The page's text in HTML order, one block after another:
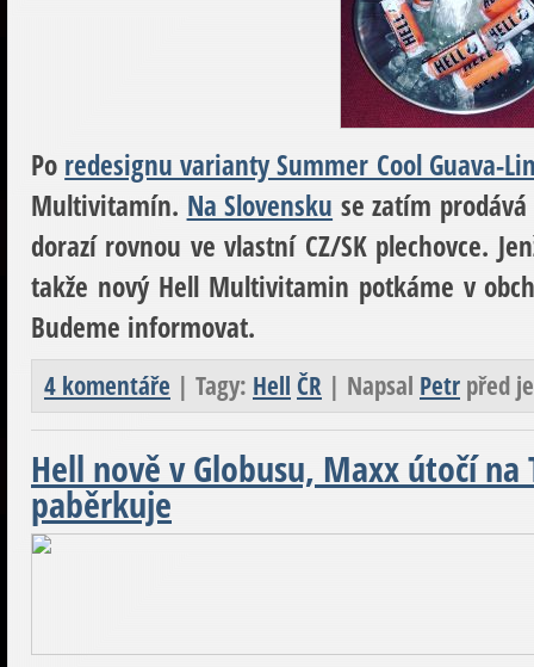
Po redesignu varianty Summer Cool Guava-
Multivitamín. Na Slovensku se zatím
dorazí rovnou ve vlastní CZ/SK plechovce.
takže nový Hell Multivitamin potkáme v
Budeme informovat.
4 komentáře | Tagy: Hell ČR | Napsal Petr před
Hell nově v Globusu, Maxx útočí na
paběrkuje